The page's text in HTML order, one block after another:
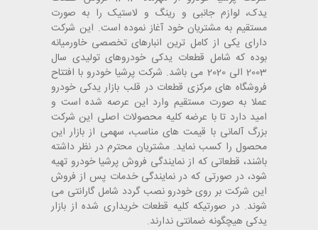
یدک، لوازم جانبی و رینگ و لاستیک را به صورت
مستقیم به مشتریان خود آغاز نموده است. این شرکت
دارای یکی از کامل ترین انبارهای تخصصی خاورمیانه
بوده که شامل قطعات یدکی خودروهای تولیدی سال
2003 الی 2020 می باشد. شرکت پرشیا خودرو با افتتاح
فروشگاه های مرکزی قطعات در قلب بازار یدکی خودرو
عملا به صورت مستقیم وارد این عرصه شده است و
امید دارد تا با عرضه کلیه محصولات اصلی این شرکت
بزرگ آلمانی با قیمت های مناسب، سهمی از بازار این
محصول را کسب نماید. مشتریان محترم در نظر داشته
باشند، قطعاتی که از نمایندگی فروش پرشیا خودرو تهیه
شود، در صورتی که در نمایندگی خدمات پس از فروش
این شرکت بر روی خودرو نصب گردد شامل گارانتی می
شوند. در صورتیکه کلیه قطعات خریداری شده از بازار
یدکی هیچگونه ضمانتی ندارند.